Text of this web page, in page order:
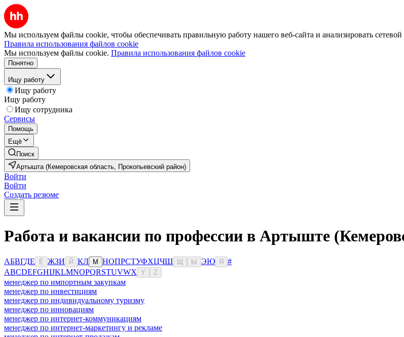
Мы используем файлы cookie, чтобы обеспечивать правильную работу нашего веб-сайта и анализировать сетевой
Правила использования файлов cookie
Мы используем файлы cookie. Правила использования файлов cookie
Понятно
Ищу работу
Ищу работу
Ищу работу
Ищу сотрудника
Сервисы
Помощь
Ещё
Поиск
Артышта (Кемеровская область, Прокопьевский район)
Войти
Войти
Создать резюме
Работа и вакансии по профессии в Артыште
АБВГДЕ Ё ЖЗИ Й КЛ М НОПРСТУФХЦЧШ Ы ЭЮ Я
#
ABCDEFGHIJKLMNOPQRSTUVWX Y Z
менеджер по импортным закупкам
менеджер по инвестициям
менеджер по индивидуальному туризму
менеджер по инновациям
менеджер по интернет-коммуникациям
менеджер по интернет-маркетингу и рекламе